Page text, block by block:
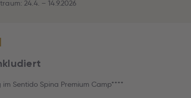
24.4. – 14.9.2026
Sentido Spina Premium Camp****